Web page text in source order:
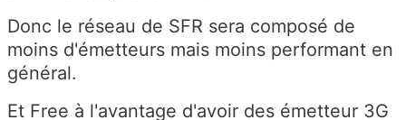
Donc le réseau de SFR sera composé de
moins d'émetteurs mais moins performant en
général.
Et Free à l'avantage d'avoir des émetteur 3G